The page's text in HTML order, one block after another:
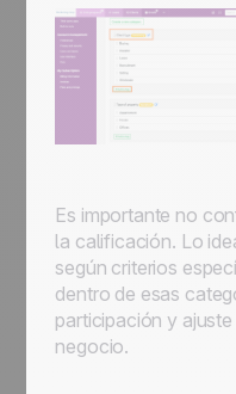
Es importante no
la calificación. Lo
según criterios
dentro de esas
participación y
negocio.